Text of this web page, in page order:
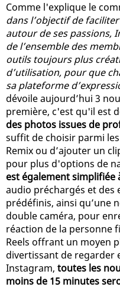
Comme l'explique le
dans l’objectif de
autour de ses passions,
de l’ensemble des
outils toujours plus
d’utilisation, pour que
sa plateforme
dévoile aujourd’hui 3
première, c'est qu'il est
des photos issues de
suffit de choisir parmi
Remix ou d’ajouter un
pour plus d'options de
est également simplifiée
audio préchargés et des
prédéfinis, ainsi qu’une
double caméra, pour
réaction de la personne
Reels offrant un moyen
divertissant de regarder
Instagram, toutes les
moins de 15 minutes